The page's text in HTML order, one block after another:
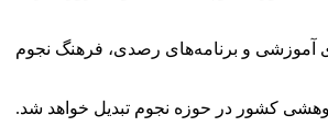
آموزشی و برنامه‌های رصدی، فرهنگ نجوم
کشور در حوزه نجوم تبدیل خواهد شد.